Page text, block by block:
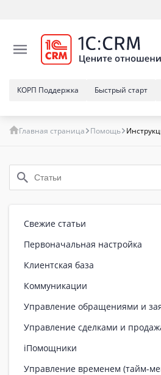
Быстрый старт
КОРП Поддержка
Главная страница Помощь
Свежие статьи
Первоначальная настройка
Клиентская база
Коммуникации
Управление обращениями и
Управление сделками и
iПомощники
Управление временем (тайм-